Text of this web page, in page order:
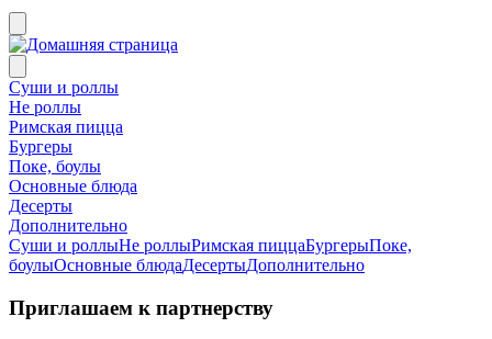
Суши и роллы
Не роллы
Римская пицца
Бургеры
Поке, боулы
Основные блюда
Десерты
Дополнительно
Суши и роллыНе роллыРимская пиццаБургерыПоке,
боулыОсновные блюдаДесертыДополнительно
Приглашаем к партнерству